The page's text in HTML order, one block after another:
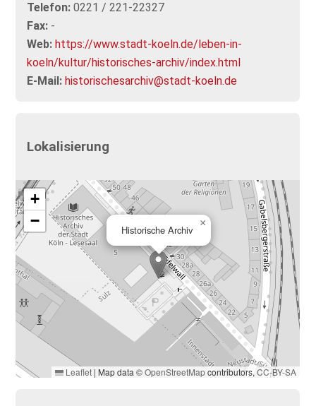
Telefon: 0221 / 221-22327
Fax: -
Web: https://www.stadt-koeln.de/leben-in-
koeln/kultur/historisches-archiv/index.html
E-Mail: historischesarchiv@stadt-koeln.de
Lokalisierung
Historische Archiv
×
+
−
Leaflet | Map data ©OpenStreetMapcontributors,CC-BY-SA